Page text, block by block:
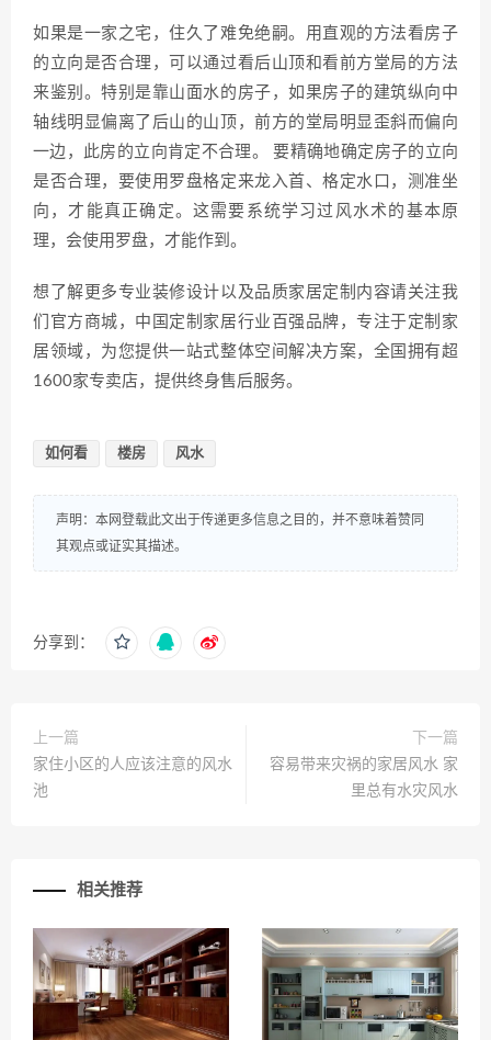
如果是一家之宅，住久了难免绝嗣。用直观的方法看房子
的立向是否合理，可以通过看后山顶和看前方堂局的方法
来鉴别。特别是靠山面水的房子，如果房子的建筑纵向中
轴线明显偏离了后山的山顶，前方的堂局明显歪斜而偏向
一边，此房的立向肯定不合理。 要精确地确定房子的立向
是否合理，要使用罗盘格定来龙入首、格定水口，测准坐
向，才能真正确定。这需要系统学习过风水术的基本原
理，会使用罗盘，才能作到。
想了解更多专业装修设计以及品质家居定制内容请关注我
们官方商城，中国定制家居行业百强品牌，专注于定制家
居领域，为您提供一站式整体空间解决方案，全国拥有超
1600家专卖店，提供终身售后服务。
如何看 楼房 风水
声明：本网登载此文出于传递更多信息之目的，并不意味着赞同
其观点或证实其描述。
分享到：
上一篇
家住小区的人应该注意的风水
池
下一篇
容易带来灾祸的家居风水 家
里总有水灾风水
相关推荐